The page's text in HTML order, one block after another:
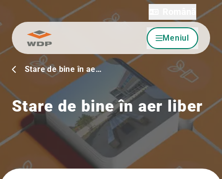
Sari la conținut Meniul
Stare de bine în ae…
Stare de bine în aer liber